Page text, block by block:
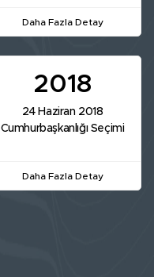
Daha Fazla Detay
2018
24 Haziran 2018
Cumhurbaşkanlığı Seçimi
Daha Fazla Detay